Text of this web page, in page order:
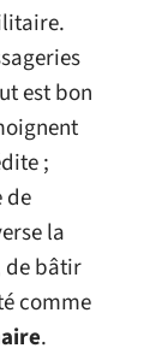
est bon
;
de
la
de bâtir
comme
.